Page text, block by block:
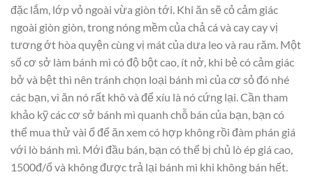
đặc lắm, lớp vỏ ngoài vừa giòn tới. Khi ăn sẽ cỏ cảm giác
ngoài giòn giòn, trong nóng mềm của chả cá và cay cay vị
tương ớt hòa quyện cùng vị mát của dưa leo và rau răm. Một
số cơ sở làm bánh mì có độ bột cao, ít nở, khi bẻ có cảm giác
bở và bệt thì nên tránh chọn loại bánh mì của cơ sỏ đó nhé
các bạn, vì ăn nó rất khô và để xíu là nó cứng lại. Cần tham
khảo kỹ các cơ sở bánh mì quanh chỗ bán của bạn, bạn có
thể mua thử vài ổ để ăn xem có hợp không rồi đàm phán giá
với lò bánh mì. Mới đầu bán, bạn có thể bị chủ lò ép giá cao,
1500đ/ổ và không được trả lại bánh mì khi không bán hết.